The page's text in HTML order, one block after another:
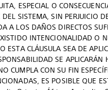
ESPECIAL O
SISTEMA, SIN PERJUICIO
A LOS DAÑOS DIRECTOS
INTENCIONALIDAD O
ESTA CLÁUSULA SEA DE
SE
CUMPLA CON SU FIN
ES POSIBLE QUE